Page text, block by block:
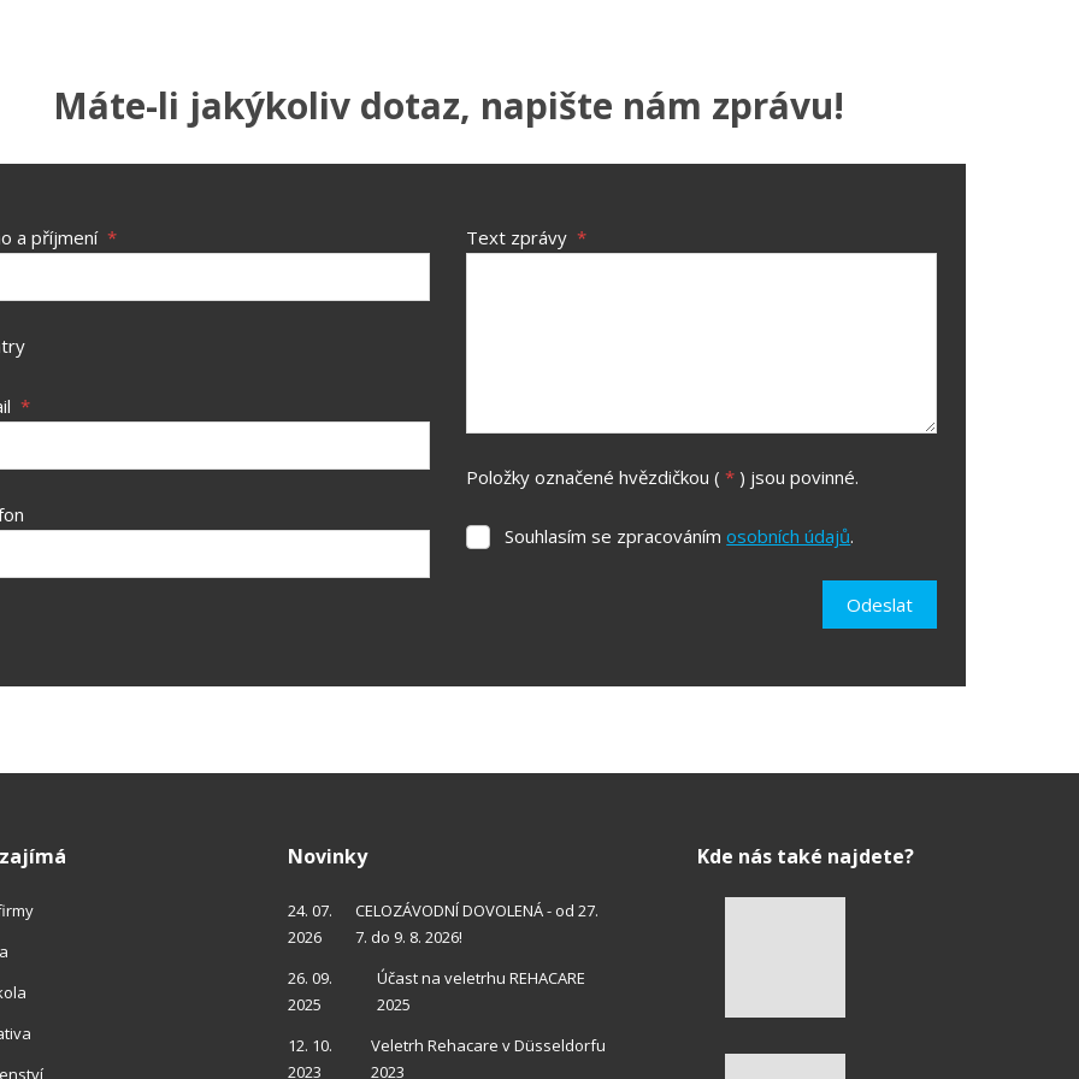
Máte-li jakýkoliv dotaz, napište nám zprávu!
a příjmení *
*
Text zprávy *
Položky označené hvězdičkou ( * ) jsou povinné.
SouhlasímSouhlasím se zpracovánímosobních údajů.
Odeslat
Novinky
24. 07.
2026
CELOZÁVODNÍ DOVOLENÁ - od 27.
7. do 9. 8. 2026!
26. 09.
2025
Účast na veletrhu REHACARE
2025
12. 10.
2023
Veletrh Rehacare v Düsseldorfu
2023
Kde nás také najdete?